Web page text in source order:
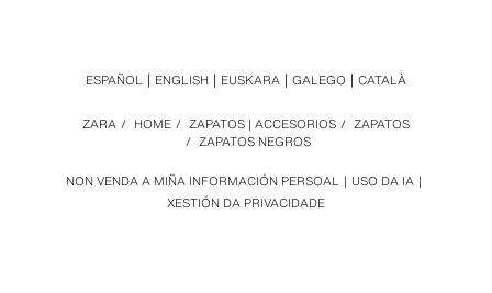
NON VENDA A MIÑA INFORMACIÓN PERSOAL
USO DA IA
XESTIÓN DA PRIVACIDADE
ZARA / HOME / ZAPATOS | ACCESORIOS / ZAPATOS
/ ZAPATOS NEGROS
ESPAÑOL ENGLISH EUSKARA GALEGO CATALÀ